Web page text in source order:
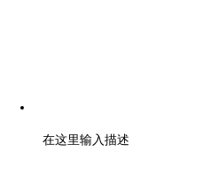
在这里输入描述